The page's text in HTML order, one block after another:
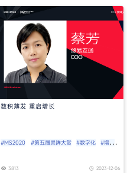
数积薄发 重启增长
#MS2020 #第五届灵眸大赏 #数字化
#增长
3813 2023-12-06